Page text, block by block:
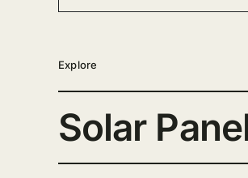
Explore
Solar